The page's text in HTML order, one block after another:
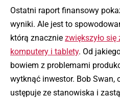
Ostatni raport finansowy
wyniki. Ale jest to
którą znacznie zwiększyło
komputery i tablety. Od
bowiem z problemami
wytknąć inwestor. Bob Swan,
ustępuje ze stanowiska i